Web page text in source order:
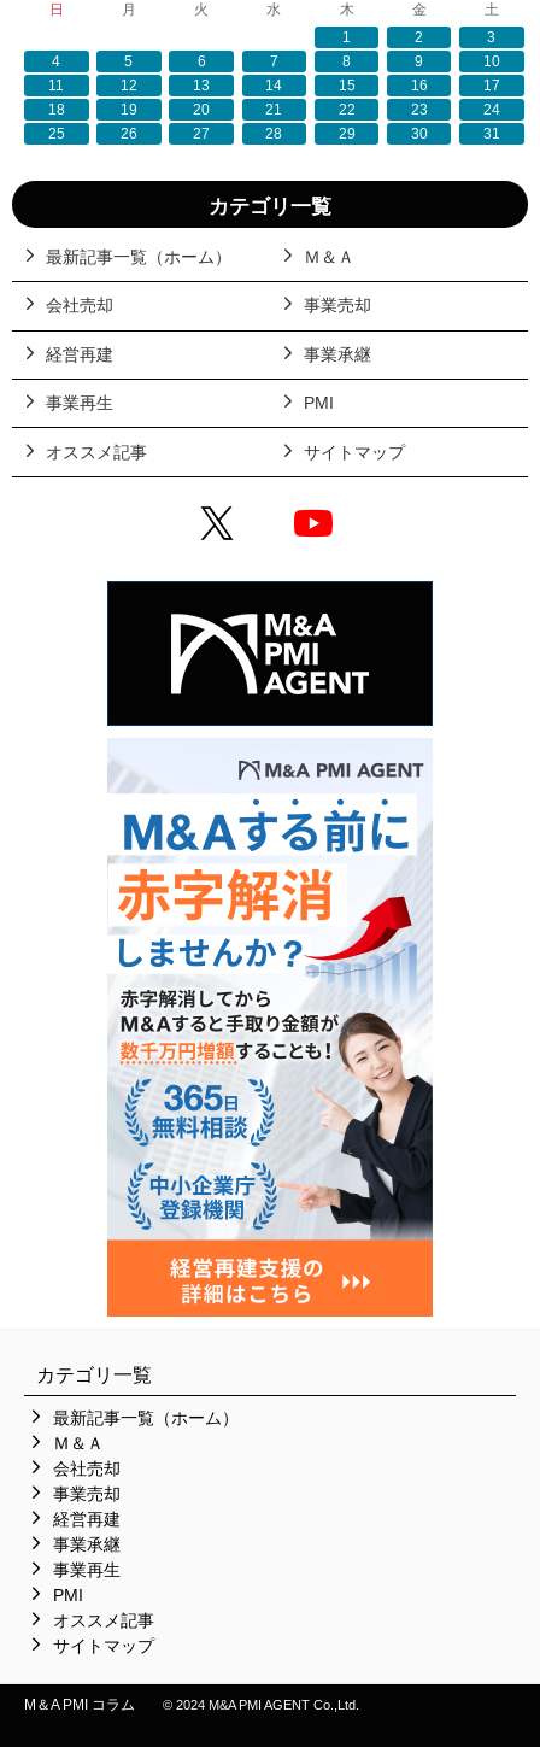
日 月 火 水 木 金
土
1
2
3
4
5 6 7 8 9
10
11
12 13 14 15 16
17
18
19 20 21 22 23
24
25
26 27 28 29 30 31
カテゴリ一覧
最新記事一覧（ホーム） Ｍ＆Ａ
会社売却 事業売却
経営再建 事業承継
事業再生 PMI
オススメ記事 サイトマップ
X
カテゴリ一覧
最新記事一覧（ホーム）
Ｍ＆Ａ
会社売却
事業売却
経営再建
事業承継
事業再生
PMI
オススメ記事
サイトマップ
M＆A PMI コラム © 2024 M&A PMI AGENT Co.,Ltd.